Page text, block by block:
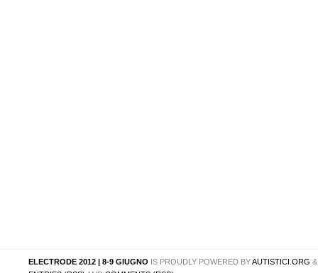
ELECTRODE 2012 | 8-9 GIUGNO IS PROUDLY POWERED BYAUTISTICI.ORG